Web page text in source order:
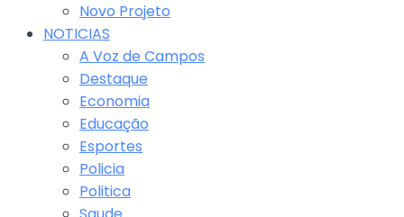
Novo Projeto
NOTICIAS
A Voz de Campos
Destaque
Economia
Educação
Esportes
Policia
Politica